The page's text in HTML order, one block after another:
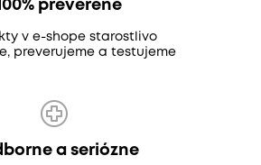
preverené
v e-shope starostlivo
preverujeme a testujeme
a seriózne